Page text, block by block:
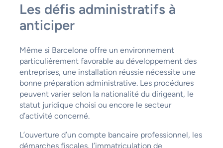
Les défis administratifs à
anticiper
Même si Barcelone offre un environnement
particulièrement favorable au développement des
entreprises, une installation réussie nécessite une
bonne préparation administrative. Les procédures
peuvent varier selon la nationalité du dirigeant, le
statut juridique choisi ou encore le secteur
d’activité concerné.
L’ouverture d’un compte bancaire professionnel, les
démarches fiscales, l’immatriculation de